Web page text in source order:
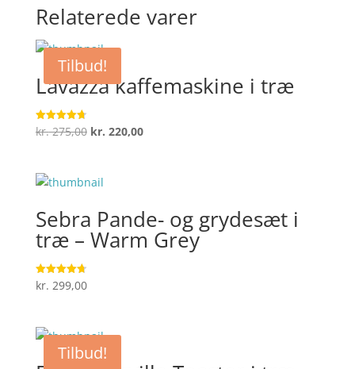
Relaterede varer
Tilbud!
Lavazza kaffemaskine i træ
Vurderet
4.7
kr.275,00 Den
var:
kr. 220,00Den
Sebra Pande- og grydesæt i
træ – Warm Grey
Vurderet
4.7
kr. 299,00
Tilbud!